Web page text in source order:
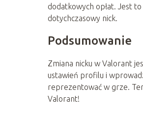
dodatkowych opłat. Jest
dotychczasowy nick.
Podsumowanie
Zmiana nicku w Valorant
ustawień profilu i
reprezentować w grze.
Valorant!